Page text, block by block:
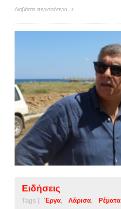
Διαβάστε περισσότερα
Ειδήσεις
Tags | Έργα Λάρισα Ρέματα